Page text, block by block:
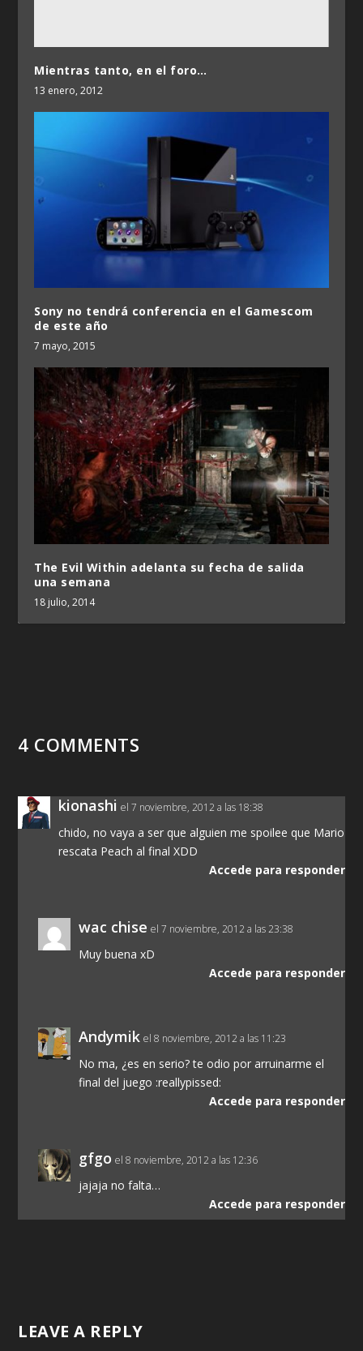
Mientras tanto, en el foro…
13 enero, 2012
Sony no tendrá conferencia en el Gamescom
de este año
7 mayo, 2015
The Evil Within adelanta su fecha de salida
una semana
18 julio, 2014
4 COMMENTS
kionashi el 7 noviembre, 2012 a las 18:38
chido, no vaya a ser que alguien me spoilee que Mario
rescata Peach al final XDD
Accede para responder
wac chise el 7 noviembre, 2012 a las 23:38
Muy buena xD
Accede para responder
Andymik el 8 noviembre, 2012 a las 11:23
No ma, ¿es en serio? te odio por arruinarme el
final del juego :reallypissed:
Accede para responder
gfgo el 8 noviembre, 2012 a las 12:36
jajaja no falta…
Accede para responder
LEAVE A REPLY